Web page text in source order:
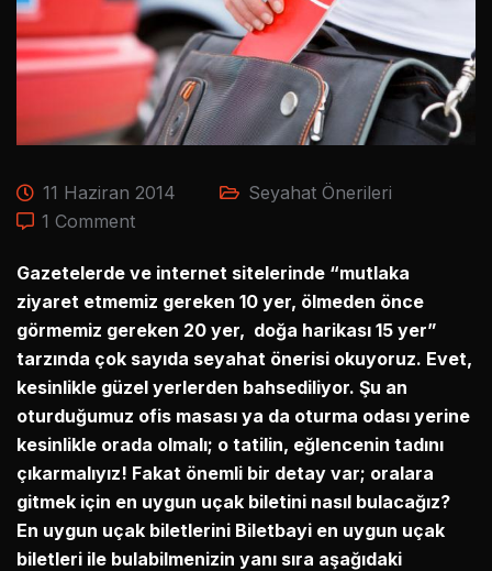
11 Haziran 2014
Seyahat Önerileri
1 Comment
Gazetelerde ve internet sitelerinde “mutlaka
ziyaret etmemiz gereken 10 yer, ölmeden önce
görmemiz gereken 20 yer, doğa harikası 15 yer”
tarzında çok sayıda seyahat önerisi okuyoruz. Evet,
kesinlikle güzel yerlerden bahsediliyor. Şu an
oturduğumuz ofis masası ya da oturma odası yerine
kesinlikle orada olmalı; o tatilin, eğlencenin tadını
çıkarmalıyız! Fakat önemli bir detay var; oralara
gitmek için en uygun uçak biletini nasıl bulacağız?
En uygun uçak biletlerini Biletbayi en uygun uçak
biletleri ile bulabilmenizin yanı sıra aşağıdaki